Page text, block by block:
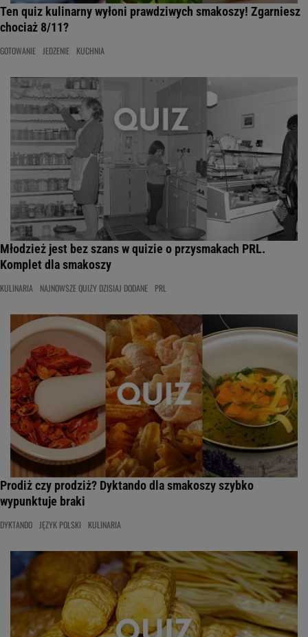
Ten quiz kulinarny wyłoni prawdziwych smakoszy! Zgarniesz
chociaż 8/11?
GOTOWANIE JEDZENIE KUCHNIA
Młodzież jest bez szans w quizie o przysmakach PRL.
Komplet dla smakoszy
KULINARIA NAJNOWSZE QUIZY DZISIAJ DODANE PRL
Prodiż czy prodziż? Dyktando dla smakoszy szybko
wypunktuje braki
DYKTANDO JĘZYK POLSKI KULINARIA